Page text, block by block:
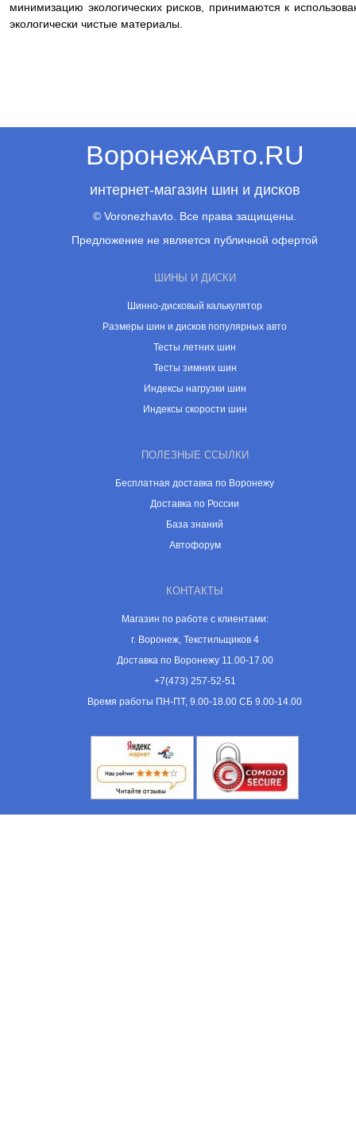
минимизацию экологических рисков, принимаются к
экологически чистые материалы.
ВоронежАвто.RU
интернет-магазин шин и дисков
© Voronezhavto. Все права защищены.
Предложение не является публичной офертой
ШИНЫ И ДИСКИ
Шинно-дисковый калькулятор
Размеры шин и дисков популярных авто
Тесты летних шин
Тесты зимних шин
Индексы нагрузки шин
Индексы скорости шин
ПОЛЕЗНЫЕ ССЫЛКИ
Бесплатная доставка по Воронежу
Доставка по России
База знаний
Автофорум
КОНТАКТЫ
Магазин по работе с клиентами:
г. Воронеж, Текстильщиков 4
Доставка по Воронежу 11.00-17.00
+7(473) 257-52-51
Время работы ПН-ПТ, 9.00-18.00 СБ 9.00-14.00